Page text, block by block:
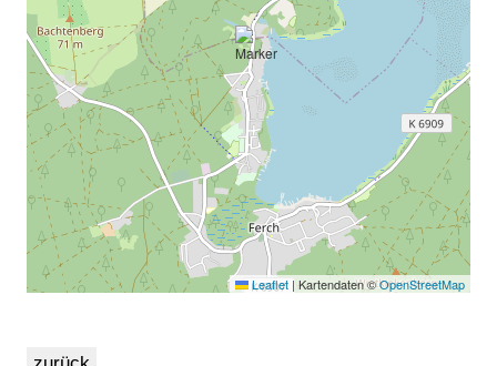
Leaflet | Kartendaten ©OpenStreetMap